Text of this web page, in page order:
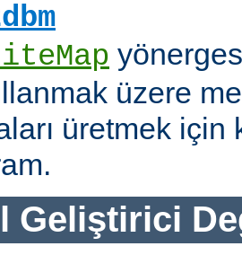
üzere
üretmek için
Geliştirici